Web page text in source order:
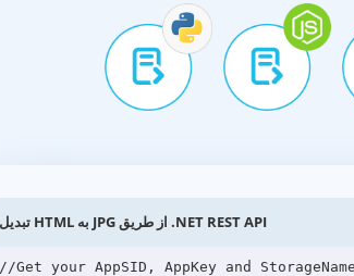
تبدیل HTML به JPG از طریق .NET REST API
//Get your AppSID, AppKey and